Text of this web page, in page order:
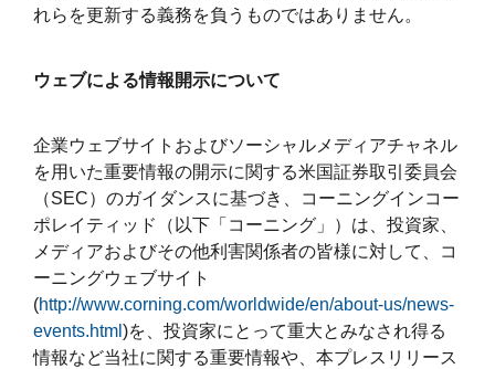
れらを更新する義務を負うものではありません。
ウェブによる情報開示について
企業ウェブサイトおよびソーシャルメディアチャネル
を用いた重要情報の開示に関する米国証券取引委員会
（SEC）のガイダンスに基づき、コーニングインコー
ポレイティッド（以下「コーニング」）は、投資家、
メディアおよびその他利害関係者の皆様に対して、コ
ーニングウェブサイト
(http://www.corning.com/worldwide/en/about-us/news-
events.html )を、投資家にとって重大とみなされ得る
情報など当社に関する重要情報や、本プレスリリース